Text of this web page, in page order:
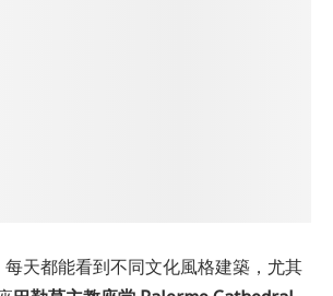
天都能看到不同文化風格建築，尤其